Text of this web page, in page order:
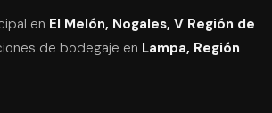
en El Melón, Nogales, V Región de
de bodegaje en Lampa, Región